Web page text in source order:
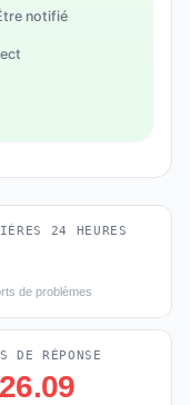
notifié
24 HEURES
de problèmes
DE RÉPONSE